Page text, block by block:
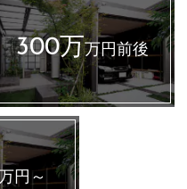
300万万円前後
万円～